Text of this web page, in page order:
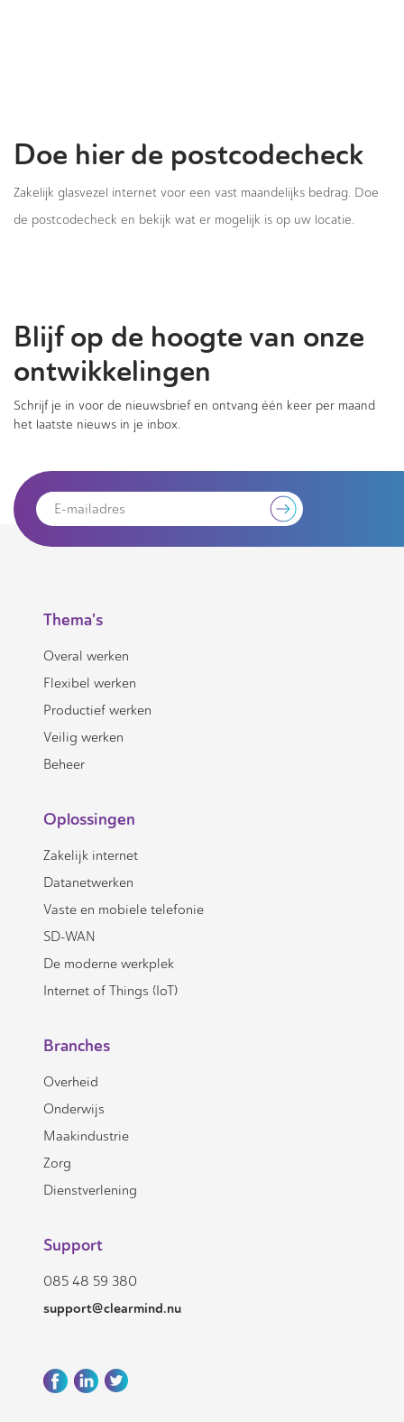
Doe hier de postcodecheck
Zakelijk glasvezel internet voor een vast maandelijks bedrag. Doe
de postcodecheck en bekijk wat er mogelijk is op uw locatie.
Blijf op de hoogte van onze
ontwikkelingen
Schrijf je in voor de nieuwsbrief en ontvang één keer per maand
het laatste nieuws in je inbox.
Thema's
Overal werken
Flexibel werken
Productief werken
Veilig werken
Beheer
Oplossingen
Zakelijk internet
Datanetwerken
Vaste en mobiele telefonie
SD-WAN
De moderne werkplek
Internet of Things (IoT)
Branches
Overheid
Onderwijs
Maakindustrie
Zorg
Dienstverlening
Support
085 48 59 380
support@clearmind.nu